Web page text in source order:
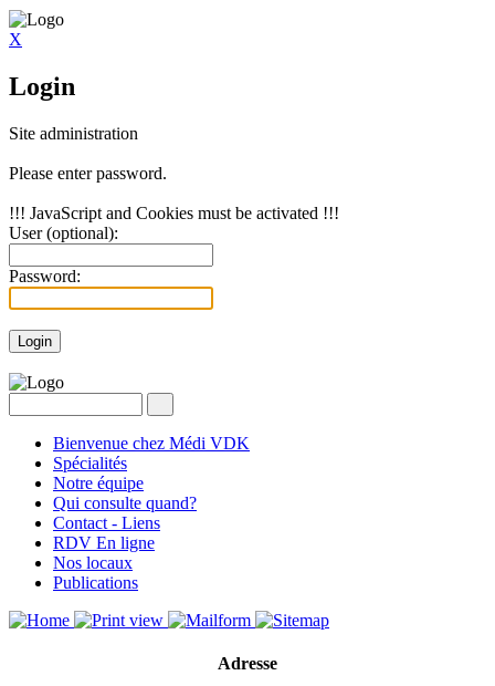
X
Login
Site administration
Please enter password.
!!! JavaScript and Cookies must be activated !!!
User (optional):
Password:
Bienvenue chez Médi VDK
Spécialités
Notre équipe
Qui consulte quand?
Contact - Liens
RDV En ligne
Nos locaux
Publications
Adresse